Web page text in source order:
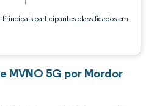
participantes classificados em
MVNO 5G por Mordor